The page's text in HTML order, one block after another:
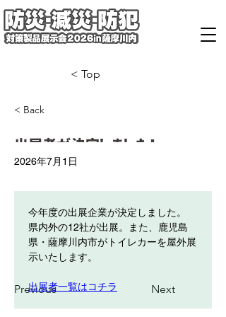
< Top
< Back
出展者が決定しました！
2026年7月1日
Previous Next
今年度の出展企業が決定しました。
県内外の12社が出展。また、鹿児島
県・薩摩川内市がトイレカーを屋外展
示いたします。
出展者一覧はコチラ